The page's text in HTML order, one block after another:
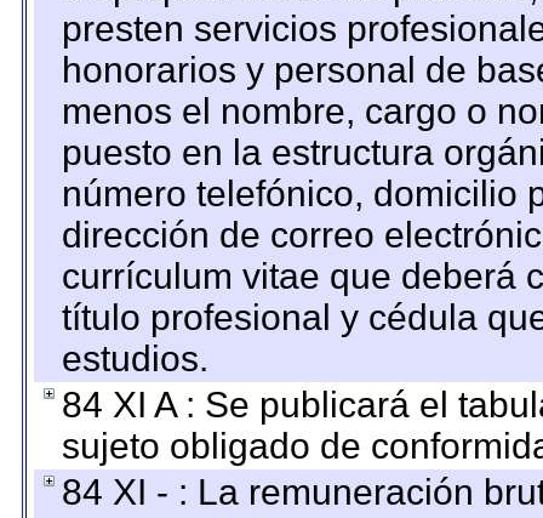
presten servicios
honorarios y personal de
menos el nombre, cargo o
puesto en la estructura
número telefónico, domicilio
dirección de correo
currículum vitae que deberá
título profesional y cédula
estudios.
84 XI A : Se publicará el
sujeto obligado de
84 XI - : La remuneración